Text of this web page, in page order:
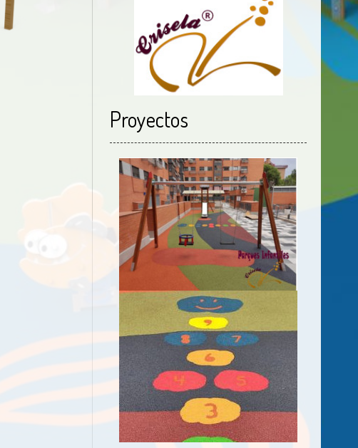
Proyectos